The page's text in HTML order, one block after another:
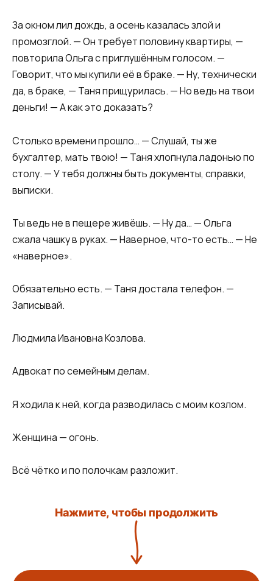
За окном лил дождь, а осень казалась злой и
промозглой. — Он требует половину квартиры, —
повторила Ольга с приглушённым голосом. —
Говорит, что мы купили её в браке. — Ну, технически
да, в браке, — Таня прищурилась. — Но ведь на твои
деньги! — А как это доказать?
Столько времени прошло… — Слушай, ты же
бухгалтер, мать твою! — Таня хлопнула ладонью по
столу. — У тебя должны быть документы, справки,
выписки.
Ты ведь не в пещере живёшь. — Ну да… — Ольга
сжала чашку в руках. — Наверное, что-то есть… — Не
«наверное».
Обязательно есть. — Таня достала телефон. —
Записывай.
Людмила Ивановна Козлова.
Адвокат по семейным делам.
Я ходила к ней, когда разводилась с моим козлом.
Женщина — огонь.
Всё чётко и по полочкам разложит.
Нажмите, чтобы продолжить